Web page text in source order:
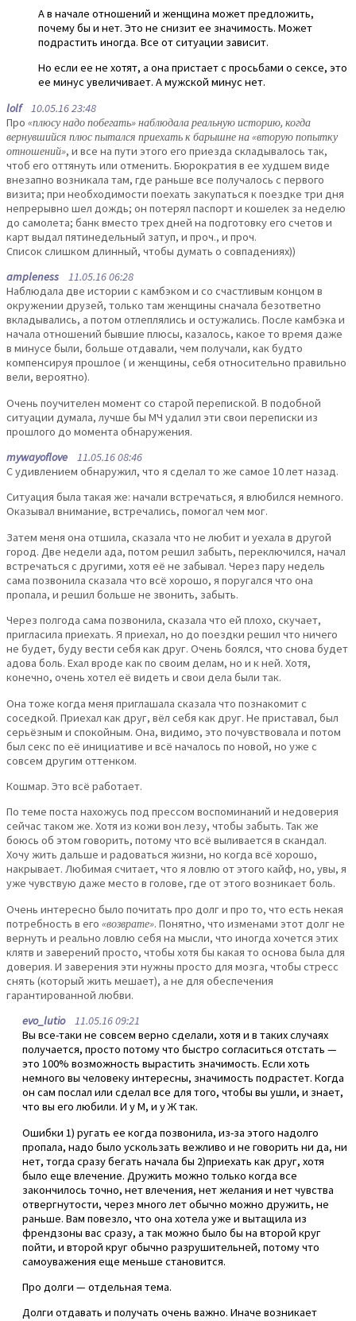
А в начале отношений и женщина может предложить,
почему бы и нет. Это не снизит ее значимость. Может
подрастить иногда. Все от ситуации зависит.
Но если ее не хотят, а она пристает с просьбами о сексе, это
ее минус увеличивает. А мужской минус нет.
lolf10.05.16 23:48
Про «плюсу надо побегать» наблюдала реальную историю, когда
вернувшийся плюс пытался приехать к барышне на «вторую попытку
отношений», и все на пути этого его приезда складывалось так,
чтоб его оттянуть или отменить. Бюрократия в ее худшем виде
внезапно возникала там, где раньше все получалось с первого
визита; при необходимости поехать закупаться к поездке три дня
непрерывно шел дождь; он потерял паспорт и кошелек за неделю
до самолета; банк вместо трех дней на подготовку его счетов и
карт выдал пятинедельный затуп, и проч., и проч.
Список слишком длинный, чтобы думать о совпадениях))
ampleness 11.05.16 06:28
Наблюдала две истории с камбэком и со счастливым концом в
окружении друзей, только там женщины сначала безответно
вкладывались, а потом отлеплялись и остужались. После камбэка и
начала отношений бывшие плюсы, казалось, какое то время даже
в минусе были, больше отдавали, чем получали, как будто
компенсируя прошлое ( и женщины, себя относительно правильно
вели, вероятно).
Очень поучителен момент со старой перепиской. В подобной
ситуации думала, лучше бы МЧ удалил эти свои переписки из
прошлого до момента обнаружения.
mywayoflove 11.05.16 08:46
С удивлением обнаружил, что я сделал то же самое 10 лет назад.
Ситуация была такая же: начали встречаться, я влюбился немного.
Оказывал внимание, встречались, помогал чем мог.
Затем меня она отшила, сказала что не любит и уехала в другой
город. Две недели ада, потом решил забыть, переключился, начал
встречаться с другими, хотя её не забывал. Через пару недель
сама позвонила сказала что всё хорошо, я поругался что она
пропала, и решил больше не звонить, забыть.
Через полгода сама позвонила, сказала что ей плохо, скучает,
пригласила приехать. Я приехал, но до поездки решил что ничего
не будет, буду вести себя как друг. Очень боялся, что снова будет
адова боль. Ехал вроде как по своим делам, но и к ней. Хотя,
конечно, очень хотел её видеть и свои дела были так.
Она тоже когда меня приглашала сказала что познакомит с
соседкой. Приехал как друг, вёл себя как друг. Не приставал, был
серьёзным и спокойным. Она, видимо, это почувствовала и потом
был секс по её инициативе и всё началось по новой, но уже с
совсем другим оттенком.
Кошмар. Это всё работает.
По теме поста нахожусь под прессом воспоминаний и недоверия
сейчас таком же. Хотя из кожи вон лезу, чтобы забыть. Так же
боюсь об этом говорить, потому что всё выливается в скандал.
Хочу жить дальше и радоваться жизни, но когда всё хорошо,
накрывает. Любимая считает, что я ловлю от этого кайф, но, увы, я
уже чувствую даже место в голове, где от этого возникает боль.
Очень интересно было почитать про долг и про то, что есть некая
потребность в его «возврате». Понятно, что изменами этот долг не
вернуть и реально ловлю себя на мысли, что иногда хочется этих
клятв и заверений просто, чтобы хотя бы какая то основа была для
доверия. И заверения эти нужны просто для мозга, чтобы стресс
снять (который жить мешает), а не для обеспечения
гарантированной любви.
evo_lutio11.05.16 09:21
Вы все-таки не совсем верно сделали, хотя и в таких случаях
получается, просто потому что быстро согласиться отстать —
это 100% возможность вырастить значимость. Если хоть
немного вы человеку интересны, значимость подрастет. Когда
он сам послал или сделал все для того, чтобы вы ушли, и знает,
что вы его любили. И у М, и у Ж так.
Ошибки 1) ругать ее когда позвонила, из-за этого надолго
пропала, надо было ускользать вежливо и не говорить ни да, ни
нет, тогда сразу бегать начала бы 2)приехать как друг, хотя
было еще влечение. Дружить можно только когда все
закончилось точно, нет влечения, нет желания и нет чувства
отвергнутости, через много лет обычно можно дружить, не
раньше. Вам повезло, что она хотела уже и вытащила из
френдзоны вас сразу, а так можно было бы на второй круг
пойти, и второй круг обычно разрушительней, потому что
самоуважения еще меньше становится.
Про долги — отдельная тема.
Долги отдавать и получать очень важно. Иначе возникает